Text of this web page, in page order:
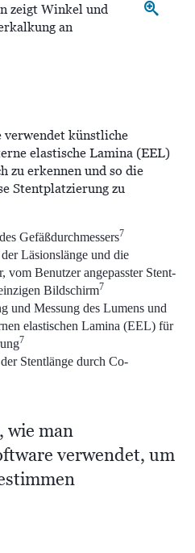
zeigt Winkel und
an
künstliche
elastische Lamina (EEL)
zu erkennen und so die
Stentplatzierung zu
Gefäßdurchmessers7
Läsionslänge und die
vom Benutzer angepasster Stent-
Bildschirm7
und Messung des Lumens und
elastischen Lamina (EEL) für
7
Stentlänge durch Co-
wie man
verwendet, um